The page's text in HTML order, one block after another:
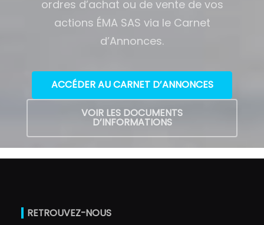
ordres d’achat ou de vente de vos
actions ÉMA SAS via le Carnet
d’Annonces.
ACCÉDER AU CARNET D’ANNONCES
VOIR LES DOCUMENTS
D’INFORMATIONS
RETROUVEZ-NOUS